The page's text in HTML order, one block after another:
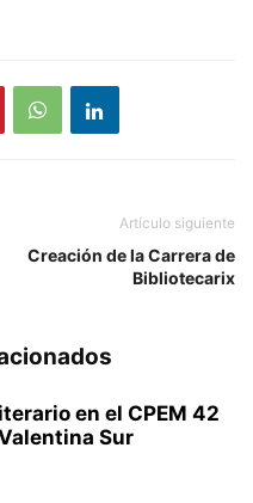
Artículo siguiente
Creación de la Carrera de
Bibliotecarix
en el CPEM 42
Sur